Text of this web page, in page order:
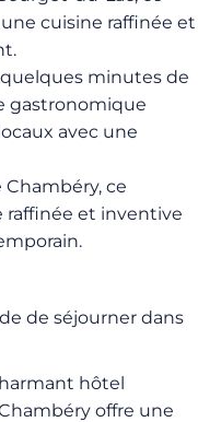
cuisine raffinée et
minutes de
gastronomique
avec une
ce
raffinée et inventive
de séjourner dans
hôtel
offre une